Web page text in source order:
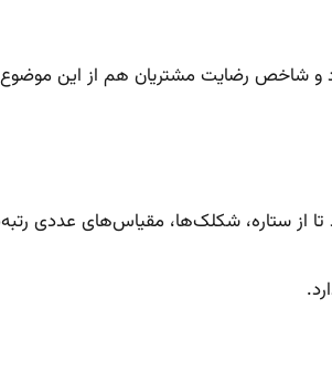
و شاخص رضایت مشتریان هم از این
ستاره، شکلک‌ها، مقیاس‌های عددی